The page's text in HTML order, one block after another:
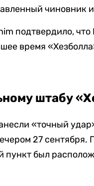
чиновник
подтвердило,
время
штабу
«точный
27
был